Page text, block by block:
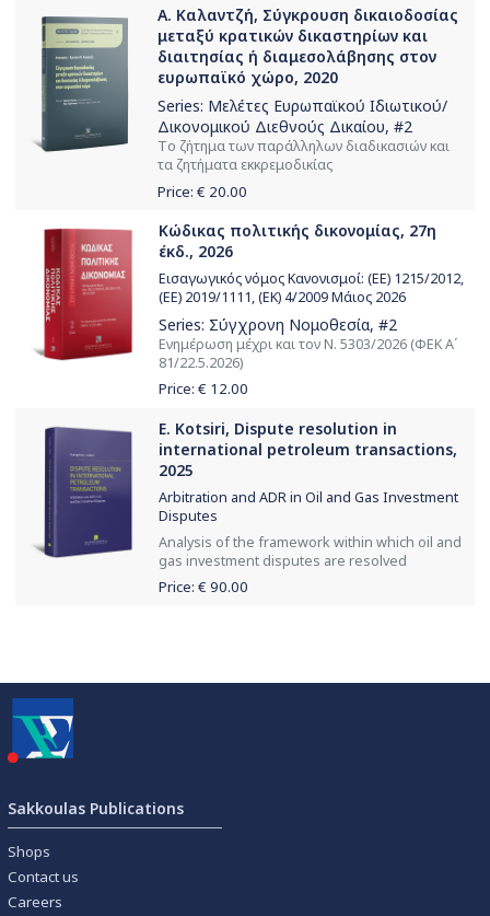
Α. Καλαντζή, Σύγκρουση δικαιοδοσίας
μεταξύ κρατικών δικαστηρίων και
διαιτησίας ή διαμεσολάβησης στον
ευρωπαϊκό χώρο, 2020
Series: Μελέτες Ευρωπαϊκού Ιδιωτικού/
Δικονομικού Διεθνούς Δικαίου, #2
Tο ζήτημα των παράλληλων διαδικασιών και
τα ζητήματα εκκρεμοδικίας
Price: € 20.00
Κώδικας πολιτικής δικονομίας, 27η
έκδ., 2026
Εισαγωγικός νόμος Κανονισμοί: (ΕΕ) 1215/2012,
(ΕΕ) 2019/1111, (ΕΚ) 4/2009 Μάιος 2026
Series: Σύγχρονη Νομοθεσία, #2
Ενημέρωση μέχρι και τον Ν. 5303/2026 (ΦΕΚ Α΄
81/22.5.2026)
Price: € 12.00
E. Kotsiri, Dispute resolution in
international petroleum transactions,
2025
Arbitration and ADR in Oil and Gas Investment
Disputes
Analysis of the framework within which oil and
gas investment disputes are resolved
Price: € 90.00
Sakkoulas Publications
Shops
Contact us
Careers